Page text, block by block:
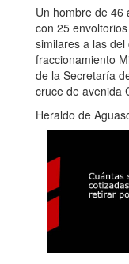
Un hombre de 46
con 25
similares a las
fraccionamiento
de la Secretaría
cruce de avenida
Heraldo de